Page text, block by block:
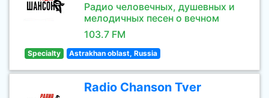
Радио человечных, душевных и
мелодичных песен о вечном
103.7 FM
Specialty Astrakhan oblast, Russia
Radio Chanson Tver